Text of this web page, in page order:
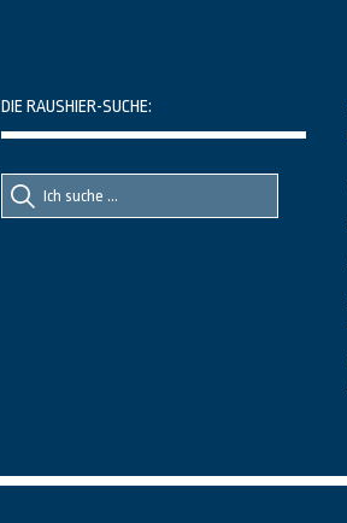
DIE RAUSHIER-SUCHE:
Suche
nach::
Suche
nach: